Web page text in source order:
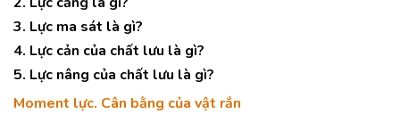
3. Lực ma sát là gì?
4. Lực cản của chất lưu là gì?
5. Lực nâng của chất lưu là gì?
Moment lực. Cân bằng của vật rắn